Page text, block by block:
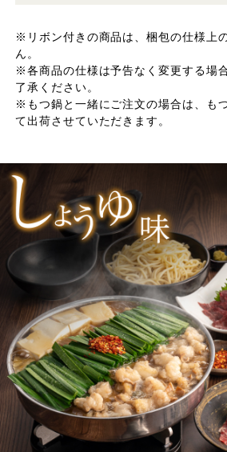
※リボン付きの商品は、梱包の仕様上
ん。
※各商品の仕様は予告なく変更する場
了承ください。
※もつ鍋と一緒にご注文の場合は、も
て出荷させていただきます。